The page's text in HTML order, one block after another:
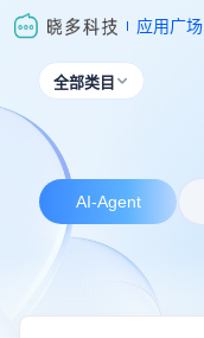
应用广场
全部类目 
AI-Agent